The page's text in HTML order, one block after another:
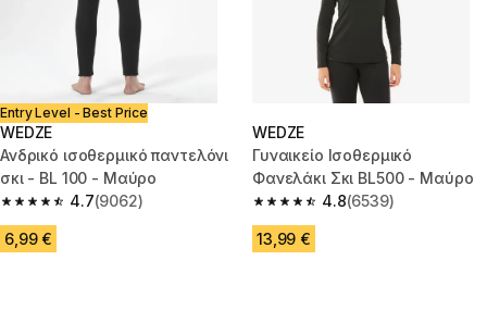
Entry Level - Best Price
WEDZE
Ανδρικό ισοθερμικό παντελόνι
σκι - BL 100 - Μαύρο
4.7
4.7 out of 5 stars from 9062 reviews
(9062)
6,99 €
WEDZE
Γυναικείο Ισοθερμικό
Φανελάκι Σκι BL500 - Μαύρο
4.8
4.8 out of 5 stars from 6539
(6539)
13,99 €